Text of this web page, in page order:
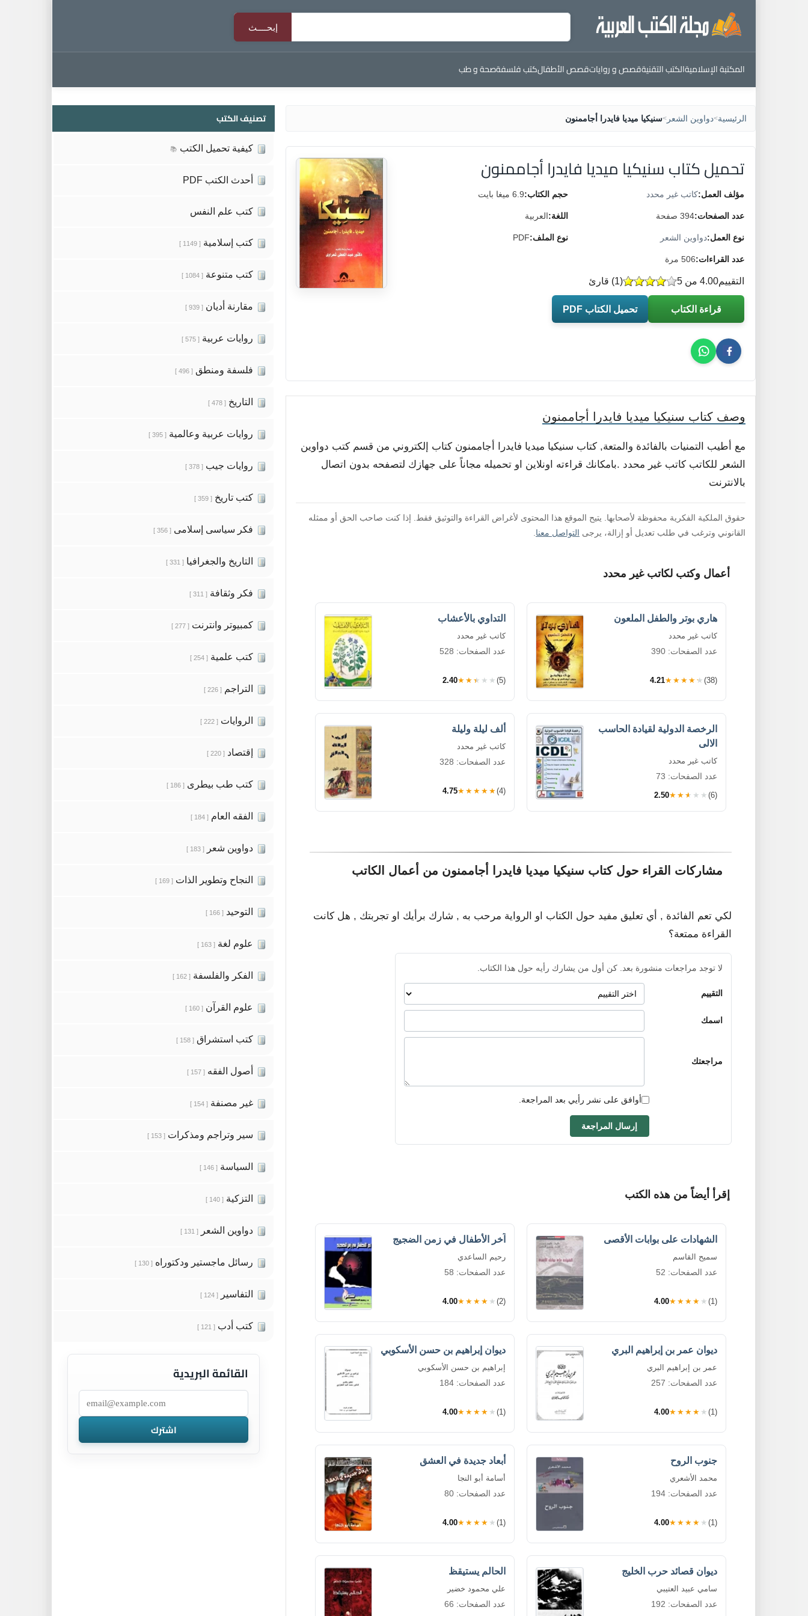
المكتبة الإسلاميةالكتب التقنيةقصص و رواياتقصص الأطفالكتب فلسفةصحة و طب
الرئيسية>دواوين الشعر >سنيكيا ميديا فايدرا أجاممنون
تحميل كتاب سنيكيا ميديا فايدرا أجاممنون
مؤلف العمل:كاتب غير محدد حجم الكتاب:6.9 ميغا بايت
عدد الصفحات:394 صفحة اللغة:العربية
نوع العمل:دواوين الشعر نوع الملف:PDF
عدد القراءات:506 مرة
التقييم (
1) قارئ 4.00 من 5
قراءة الكتاب تحميل الكتاب PDF
وصف كتاب سنيكيا ميديا فايدرا أجاممنون
مع أطيب التمنيات بالفائدة والمتعة, كتاب سنيكيا ميديا فايدرا أجاممنون كتاب إلكتروني من قسم كتب دواوين
الشعر للكاتب كاتب غير محدد .بامكانك قراءته اونلاين او تحميله مجاناً على جهازك لتصفحه بدون اتصال
بالانترنت
حقوق الملكية الفكرية محفوظة لأصحابها. يتيح الموقع هذا المحتوى لأغراض القراءة والتوثيق فقط. إذا كنت صاحب الحق أو ممثله
القانوني وترغب في طلب تعديل أو إزالة، يرجى التواصل معنا
أعمال وكتب لكاتب غير محدد
هاري بوتر والطفل الملعون
كاتب غير محدد
عدد الصفحات: 390
4.21★★★★★ (38)
التداوي بالأعشاب
كاتب غير محدد
عدد الصفحات: 528
2.40★★★★★ (5)
الرخصة الدولية لقيادة الحاسب
الالى
كاتب غير محدد
عدد الصفحات: 73
2.50★★★★★ (6)
ألف ليلة وليلة
كاتب غير محدد
عدد الصفحات: 328
4.75★★★★★ (4)
مشاركات القراء حول كتاب سنيكيا ميديا فايدرا أجاممنون من أعمال الكاتب
لكي تعم الفائدة , أي تعليق مفيد حول الكتاب او الرواية مرحب به , شارك برأيك او تجربتك , هل كانت
القراءة ممتعة؟
لا توجد مراجعات منشورة بعد. كن أول من يشارك رأيه حول هذا الكتاب.
التقييم
اسمك
مراجعتك
أوافق على نشر رأيي بعد المراجعة.
إرسال المراجعة
إقرأ أيضاً من هذه الكتب
الشهادات على بوابات الأقصى
سميح القاسم
عدد الصفحات: 52
4.00★★★★★ (1)
آخر الأطفال في زمن الضجيج
رحيم الساعدي
عدد الصفحات: 58
4.00★★★★★ (2)
ديوان عمر بن إبراهيم البري
عمر بن إبراهيم البري
عدد الصفحات: 257
4.00★★★★★ (1)
ديوان إبراهيم بن حسن الأسكوبي
إبراهيم بن حسن الأسكوبي
عدد الصفحات: 184
4.00★★★★★ (1)
جنوب الروح
محمد الأشعري
عدد الصفحات: 194
4.00★★★★★ (1)
أبعاد جديدة في العشق
أسامة أبو النجا
عدد الصفحات: 80
4.00★★★★★ (1)
ديوان قصائد حرب الخليج
سامي عبيد العتيبي
عدد الصفحات: 192
الحالم يستيقظ
علي محمود خضير
عدد الصفحات: 66
تصنيف الكتب
كيفية تحميل الكتب 📚
أحدث الكتب PDF
كتب علم النفس
كتب إسلامية [ 1149 ]
كتب متنوعة [ 1084 ]
مقارنة أديان [ 939 ]
روايات عربية [ 575 ]
فلسفة ومنطق [ 496 ]
التاريخ [ 478 ]
روايات عربية وعالمية [ 395 ]
روايات جيب [ 378 ]
كتب تاريخ [ 359 ]
فكر سياسى إسلامى [ 356 ]
التاريخ والجغرافيا [ 331 ]
فكر وثقافة [ 311 ]
كمبيوتر وانترنت [ 277 ]
كتب علمية [ 254 ]
التراجم [ 226 ]
الروايات [ 222 ]
إقتصاد [ 220 ]
كتب طب بيطرى [ 186 ]
الفقه العام [ 184 ]
دواوين شعر [ 183 ]
النجاح وتطوير الذات [ 169 ]
التوحيد [ 166 ]
علوم لغة [ 163 ]
الفكر والفلسفة [ 162 ]
علوم القرآن [ 160 ]
كتب استشراق [ 158 ]
أصول الفقه [ 157 ]
غير مصنفة [ 154 ]
سير وتراجم ومذكرات [ 153 ]
السياسة [ 146 ]
التزكية [ 140 ]
دواوين الشعر [ 131 ]
رسائل ماجستير ودكتوراه [ 130 ]
التفاسير [ 124 ]
كتب أدب [ 121 ]
القائمة البريدية